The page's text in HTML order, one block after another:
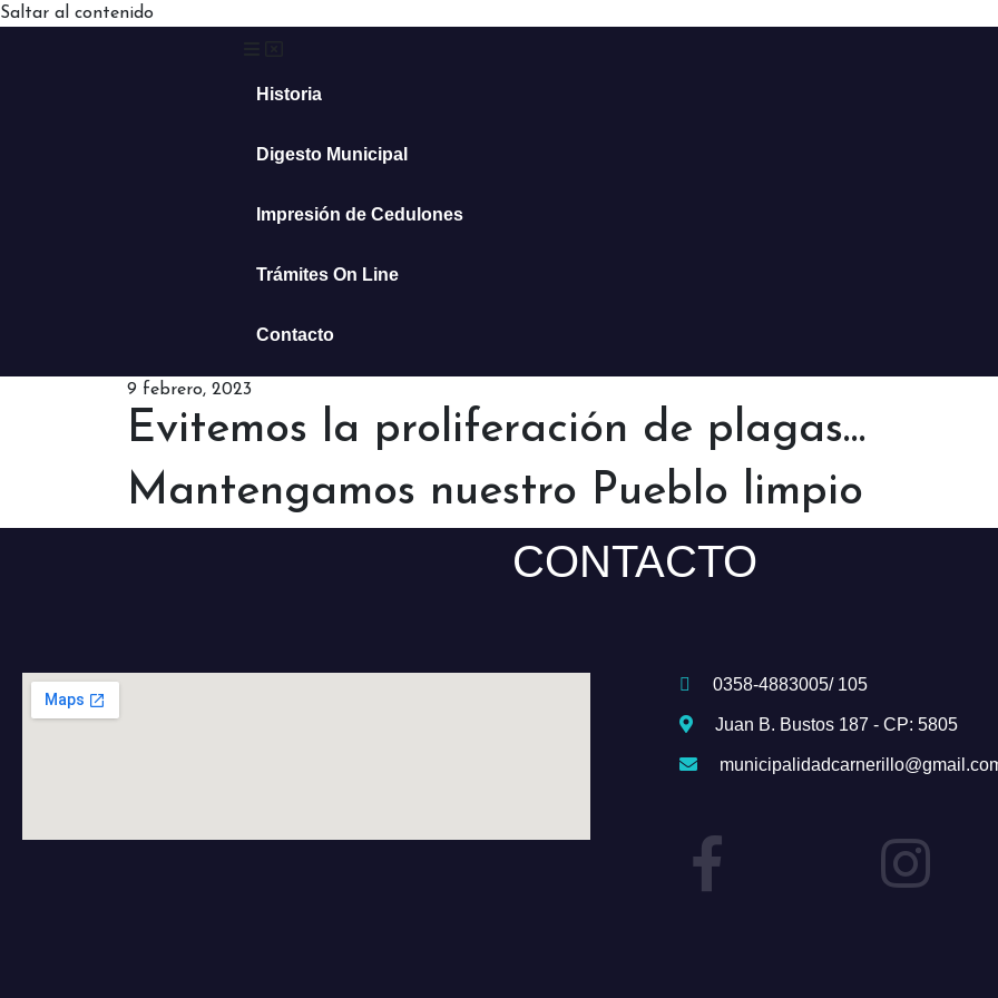
Saltar al contenido
Historia
Digesto Municipal
Impresión de Cedulones
Trámites On Line
Contacto
9 febrero, 2023
Evitemos la proliferación de plagas…
Mantengamos nuestro Pueblo limpio
CONTACTO
0358-4883005/ 105
Juan B. Bustos 187 - CP: 5805